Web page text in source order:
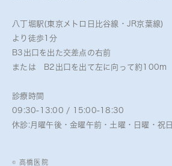
八丁堀駅(東京メトロ日比谷線・JR京葉線)
より徒歩1分
B3出口を出た交差点の右前
または B2出口を出て左に向って約100m
診療時間
09:30-13:00 / 15:00-18:30
休診:月曜午後・金曜午前・土曜・日曜・祝日
© 高橋医院